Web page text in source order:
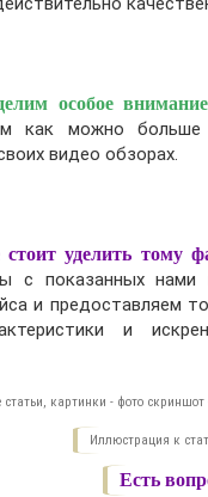
особое внимание
как можно больше
видео обзорах.
уделить тому
с показанных нами
и предоставляем
и
статьи, картинки - фото скриншот
Иллюстрация к
Есть